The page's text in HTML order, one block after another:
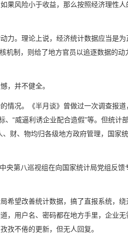
风险小于收益，那么按照经济理性人
。理论上说，经济统计数据应当是为
机制，则给了地方官员以追逐数据的
并不健全。
况。《半月谈》曾做过一次调查报道
、“威逼利诱企业配合造假”等。但统计
财、物均归各级地方政府管理，国家
第八巡视组在向国家统计局党组反馈
望改善统计数据，搞了直报系统，绕
，用户名、密码都在地方手里，企业
孜不倦的更新，但无人回复。